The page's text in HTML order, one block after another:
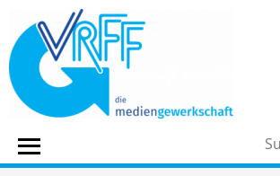
content